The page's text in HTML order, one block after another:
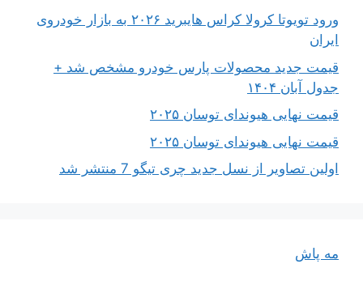
ورود تویوتا کرولا کراس هایبرید ۲۰۲۶ به بازار خودروی
ایران
قیمت جدید محصولات پارس خودرو مشخص شد +
جدول آبان ۱۴۰۴
قیمت نهایی هیوندای توسان ۲۰۲۵
قیمت نهایی هیوندای توسان ۲۰۲۵
اولین تصاویر از نسل جدید چری تیگو 7 منتشر شد
مه پاش